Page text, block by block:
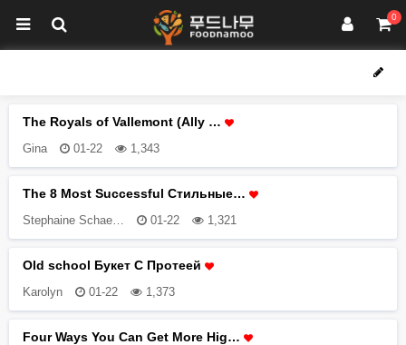
0
The Royals of Vallemont (Ally …
Gina 01-22 1,343
The 8 Most Successful Стильные…
Stephaine Schae… 01-22 1,321
Old school Букет С Протеей
Karolyn 01-22 1,373
Four Ways You Can Get More Hig…